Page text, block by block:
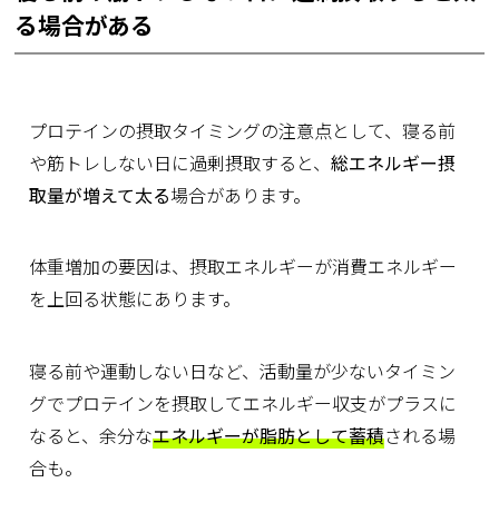
る場合がある
プロテインの摂取タイミングの注意点として、寝る前
や筋トレしない日に過剰摂取すると、総エネルギー摂
取量が増えて太る場合があります。
体重増加の要因は、摂取エネルギーが消費エネルギー
を上回る状態にあります。
寝る前や運動しない日など、活動量が少ないタイミン
グでプロテインを摂取してエネルギー収支がプラスに
なると、余分なエネルギーが脂肪として蓄積される場
合も。